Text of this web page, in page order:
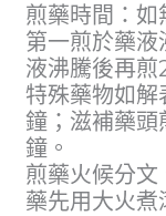
煎藥時間：如
第一煎於藥
液沸騰後再煎
特殊藥物如解
鐘；滋補藥
鐘。
煎藥火候分
藥先用大火煮